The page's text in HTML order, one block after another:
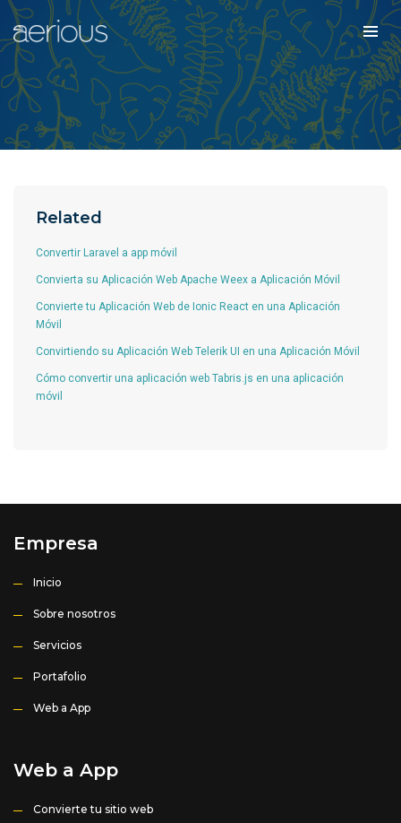
Related
Convertir Laravel a app móvil
Convierta su Aplicación Web Apache Weex a Aplicación Móvil
Convierte tu Aplicación Web de Ionic React en una Aplicación
Móvil
Convirtiendo su Aplicación Web Telerik UI en una Aplicación Móvil
Cómo convertir una aplicación web Tabris.js en una aplicación
móvil
Empresa
Inicio
Sobre nosotros
Servicios
Portafolio
Web a App
Web a App
Convierte tu sitio web